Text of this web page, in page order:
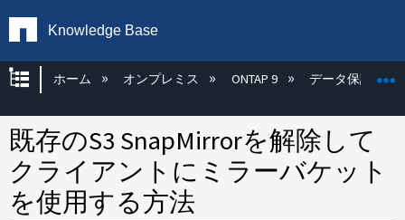
Knowledge Base
グローバル階層を展開/折りたたむ
ホーム オンプレミス ONTAP 9 データ保護
既存のS3 SnapMirrorを解除して
クライアントにミラーバケット
を使用する方法